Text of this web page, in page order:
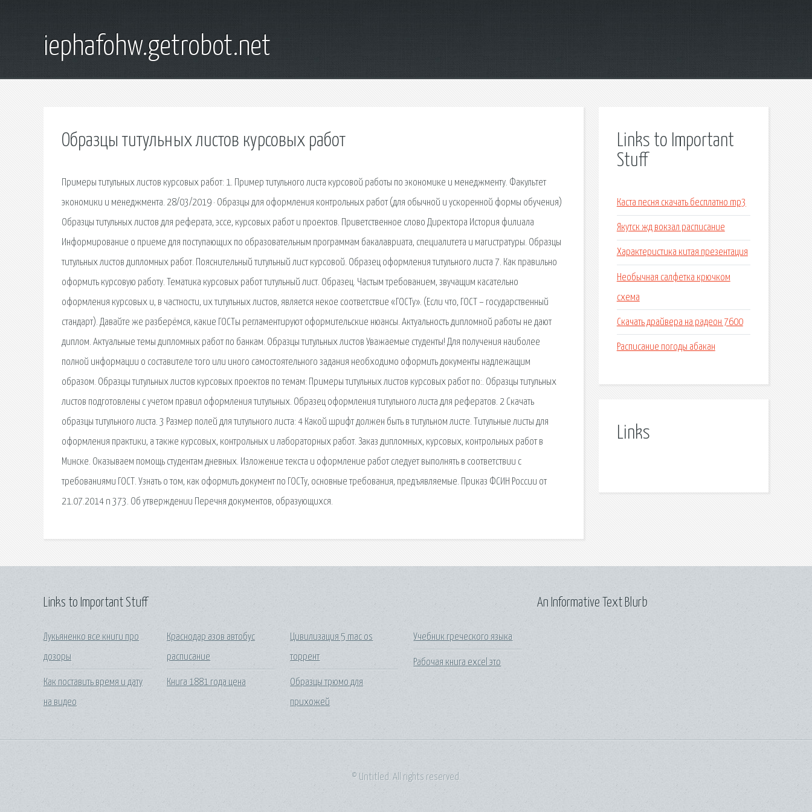
iephafohw.getrobot.net
Образцы титульных листов курсовых работ
Примеры титульных листов курсовых работ: 1. Пример титульного листа курсовой работы по экономике и менеджменту. Факультет
экономики и менеджмента. 28/03/2019 · Образцы для оформления контрольных работ (для обычной и ускоренной формы обучения)
Образцы титульных листов для реферата, эссе, курсовых работ и проектов. Приветственное слово Директора История филиала
Информирование о приеме для поступающих по образовательным программам бакалавриата, специалитета и магистратуры. Образцы
титульных листов дипломных работ. Пояснительный титульный лист курсовой. Образец оформления титульного листа 7. Как правильно
оформить курсовую работу. Тематика курсовых работ титульный лист. Образец. Частым требованием, звучащим касательно
оформления курсовых и, в частности, их титульных листов, является некое соответствие «ГОСТу». (Если что, ГОСТ – государственный
стандарт). Давайте же разберёмся, какие ГОСТы регламентируют оформительские нюансы. Актуальность дипломной работы не дают
диплом. Актуальные темы дипломных работ по банкам. Образцы титульных листов Уважаемые студенты! Для получения наиболее
полной информации о составителе того или иного самостоятельного задания необходимо оформить документы надлежащим
образом. Образцы титульных листов курсовых проектов по темам: Примеры титульных листов курсовых работ по:. Образцы титульных
листов подготовлены с учетом правил оформления титульных. Образец оформления титульного листа для рефератов. 2 Скачать
образцы титульного листа. 3 Размер полей для титульного листа: 4 Какой шрифт должен быть в титульном листе. Титульные листы для
оформления практики, а также курсовых, контрольных и лабораторных работ. Заказ дипломных, курсовых, контрольных работ в
Минске. Оказываем помощь студентам дневных. Изложение текста и оформление работ следует выполнять в соответствии с
требованиями ГОСТ. Узнать о том, как оформить документ по ГОСТу, основные требования, предъявляемые. Приказ ФСИН России от
21.07.2014 n 373. Об утверждении Перечня документов, образующихся.
Links to Important
Stuff
Каста песня скачать бесплатно mp3
Якутск жд вокзал расписание
Характеристика китая презентация
Необычная салфетка крючком
схема
Скачать драйвера на радеон 7600
Расписание погоды абакан
Links
Links to Important Stuff
Лукьяненко все книги про
дозоры
Как поставить время и дату
на видео
Краснодар азов автобус
расписание
Книга 1881 года цена
Цивилизация 5 mac os
торрент
Образцы трюмо для
прихожей
Учебник греческого языка
Рабочая книга excel это
An Informative Text Blurb
© Untitled. All rights reserved.